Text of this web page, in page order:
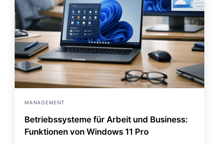
MANAGEMENT
Betriebssysteme für Arbeit und Business:
Funktionen von Windows 11 Pro